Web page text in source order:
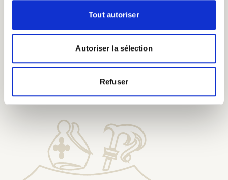
Tout autoriser
Autoriser la sélection
Refuser
Proef onze bieren bij onze